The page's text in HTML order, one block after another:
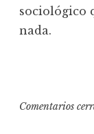
sociológico
nada.
Comentarios